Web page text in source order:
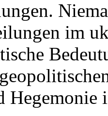
im
Hegemonie